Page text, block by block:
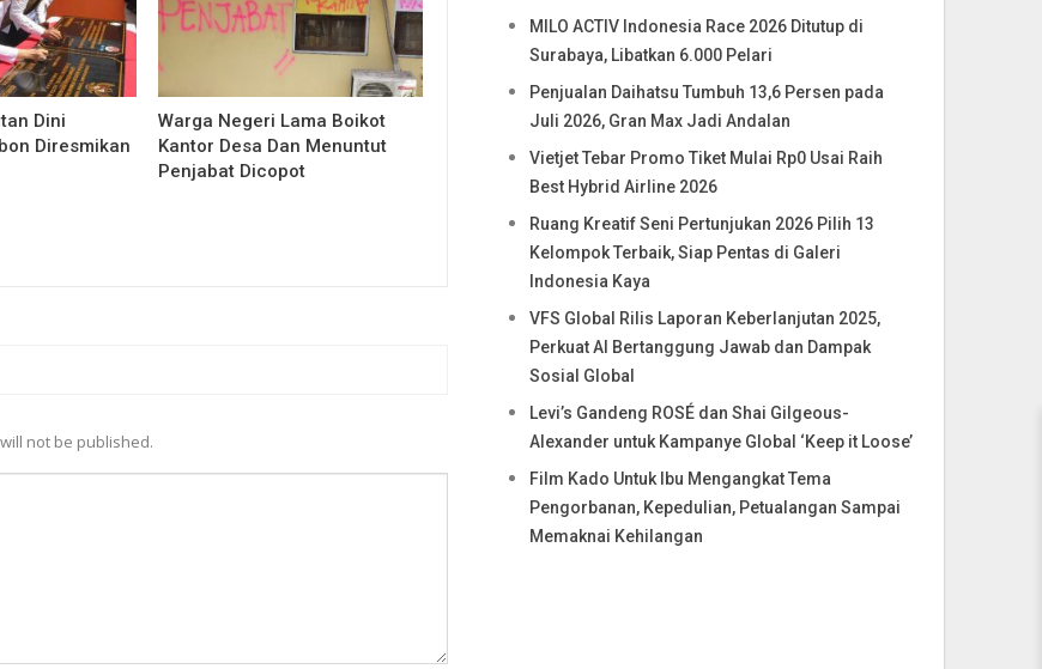
Dini
Diresmikan
Warga Negeri Lama Boikot
Kantor Desa Dan Menuntut
Penjabat Dicopot
not be published.
MILO ACTIV Indonesia Race 2026 Ditutup di
Surabaya, Libatkan 6.000 Pelari
Penjualan Daihatsu Tumbuh 13,6 Persen pada
Juli 2026, Gran Max Jadi Andalan
Vietjet Tebar Promo Tiket Mulai Rp0 Usai Raih
Best Hybrid Airline 2026
Ruang Kreatif Seni Pertunjukan 2026 Pilih 13
Kelompok Terbaik, Siap Pentas di Galeri
Indonesia Kaya
VFS Global Rilis Laporan Keberlanjutan 2025,
Perkuat AI Bertanggung Jawab dan Dampak
Sosial Global
Levi’s Gandeng ROSÉ dan Shai Gilgeous-
Alexander untuk Kampanye Global ‘Keep it Loose’
Film Kado Untuk Ibu Mengangkat Tema
Pengorbanan, Kepedulian, Petualangan Sampai
Memaknai Kehilangan